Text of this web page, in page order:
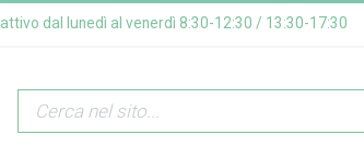
attivo dal lunedì al venerdì 8:30-12:30 / 13:30-17:30